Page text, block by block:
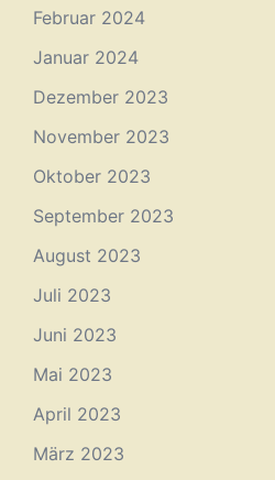
Februar 2024
Januar 2024
Dezember 2023
November 2023
Oktober 2023
September 2023
August 2023
Juli 2023
Juni 2023
Mai 2023
April 2023
März 2023